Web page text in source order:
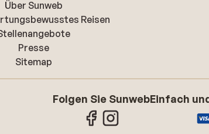
Über Sunweb
Reisen
Presse
Sitemap
Folgen Sie SunwebEinfach